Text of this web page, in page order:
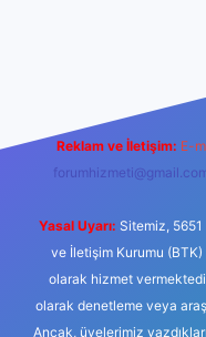
Reklam ve İletişim: E-
Yasal Uyarı: Sitemiz,
ve İletişim Kurumu (BTK)
olarak hizmet
olarak denetleme veya
Ancak, üyelerimiz